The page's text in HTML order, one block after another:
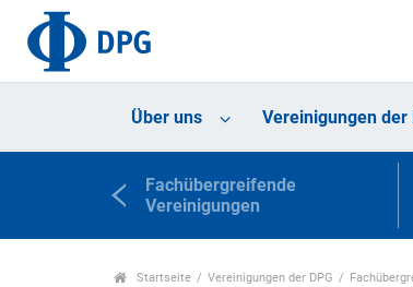
Über uns Vereinigungen der
Fachübergreifende
Vereinigungen
Startseite Vereinigungen der DPG